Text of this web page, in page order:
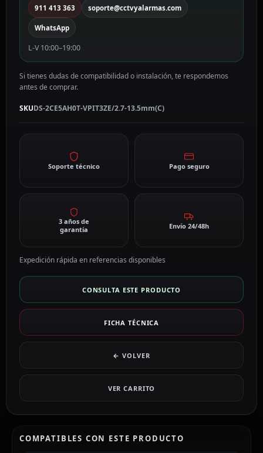
mm
Motorizada
DS-
2CE5AH0T-
VPIT3ZE/2.7-
13.5mm(C)
cantidad
911 413 363 soporte@cctvyalarmas.com
WhatsApp
L-V 10:00–19:00
Si tienes dudas de compatibilidad o instalación, te respondemos
antes de comprar.
SKUDS-2CE5AH0T-VPIT3ZE/2.7-13.5mm(C)
Soporte técnico Pago seguro
3 años de
garantía
Envío 24/48h
Expedición rápida en referencias disponibles
CONSULTA ESTE PRODUCTO
FICHA TÉCNICA
← VOLVER
VER CARRITO
COMPATIBLES CON ESTE PRODUCTO